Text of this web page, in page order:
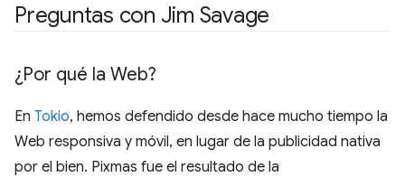
Preguntas con Jim Savage
¿Por qué la Web?
En Tokio, hemos defendido desde hace mucho tiempo la
Web responsiva y móvil, en lugar de la publicidad nativa
por el bien. Pixmas fue el resultado de la